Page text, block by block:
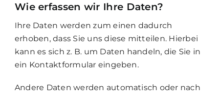
Wie erfassen wir Ihre Daten?
Ihre Daten werden zum einen dadurch
erhoben, dass Sie uns diese mitteilen. Hierbei
kann es sich z. B. um Daten handeln, die Sie in
ein Kontaktformular eingeben.
Andere Daten werden automatisch oder nach